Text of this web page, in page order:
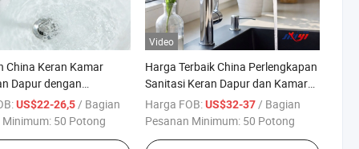
China Keran Kamar
Dapur dengan
Satu Lubang yang
Renovasi Rumah
US$22-26,5 / Bagian
50 Potong
Video
Harga Terbaik China Perlengkapan
Sanitasi Keran Dapur dan Kamar
Mandi Stainless Steel untuk
Wastafel
Harga FOB:US$32-37 / Bagian
Pesanan Minimum: 50 Potong